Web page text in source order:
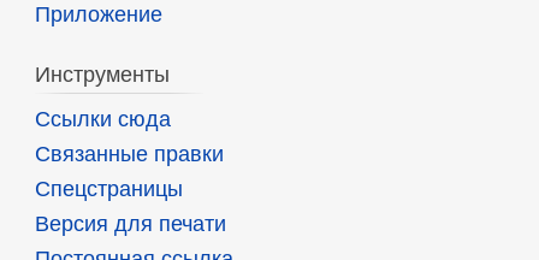
Приложение
Инструменты
Ссылки сюда
Связанные правки
Спецстраницы
Версия для печати